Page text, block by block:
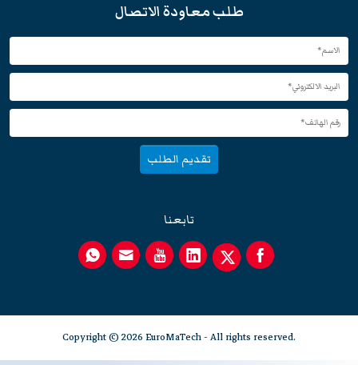
طلب معاودة الاتصال
تقديم الطلب
تابعنا
Copyright © 2026 EuroMaTech - All rights reserved.